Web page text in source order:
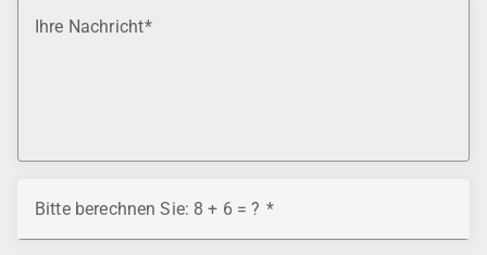
Ihre Nachricht
Bitte berechnen Sie: 8 + 6 = ?